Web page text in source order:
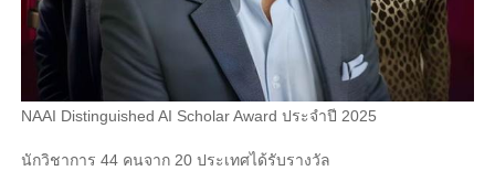
NAAI Distinguished AI Scholar Award ประจําปี 2025
นักวิชาการ 44 คนจาก 20 ประเทศได้รับรางวัล